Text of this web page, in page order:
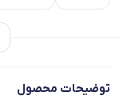
توضیحات محصول